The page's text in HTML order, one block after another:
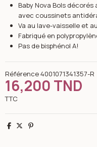
Baby Nova Bols
avec coussinets
Va au lave-vaisselle et
Fabriqué en
Pas de bisphénol A!
Référence4001071341357-R
16,200 TND
TTC
Partager
TweetPinterest